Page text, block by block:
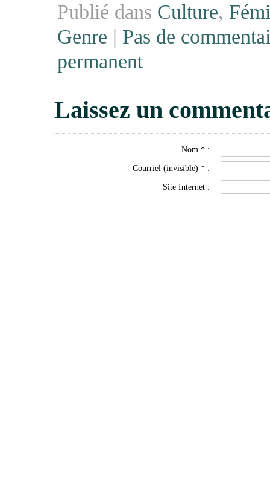
Publié dans Culture,
Genre | Pas de
permanent
Laissez un
Nom * :
Courriel (invisible) * :
Site Internet :